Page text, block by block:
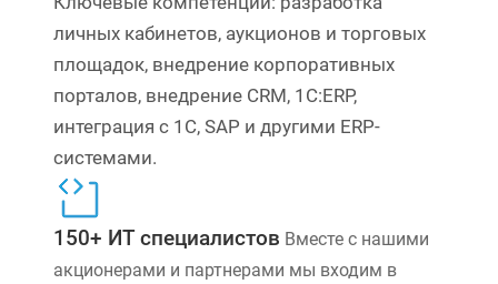
личных кабинетов, аукционов и торговых
площадок, внедрение корпоративных
порталов, внедрение CRM, 1С:ERP,
интеграция с 1С, SAP и другими ERP-
системами.
150+ ИТ специалистов Вместе с нашими
акционерами и партнерами мы входим в